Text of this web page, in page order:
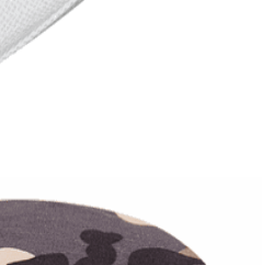
ΚΑΠΕΛΑ
Accessories